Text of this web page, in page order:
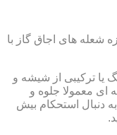
شعله های اجاق گاز با
یا ترکیبی از شیشه و
ای معمولا جلوه و
دنبال استحکام بیش